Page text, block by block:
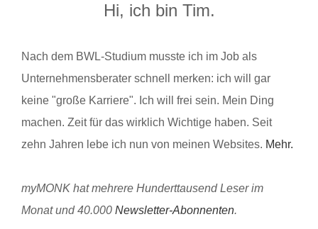
Hi, ich bin Tim.
Nach dem BWL-Studium musste ich im Job als
Unternehmensberater schnell merken: ich will gar
keine "große Karriere". Ich will frei sein. Mein Ding
machen. Zeit für das wirklich Wichtige haben. Seit
zehn Jahren lebe ich nun von meinen Websites. Mehr.
myMONK hat mehrere Hunderttausend Leser im
Monat und 40.000 Newsletter-Abonnenten.